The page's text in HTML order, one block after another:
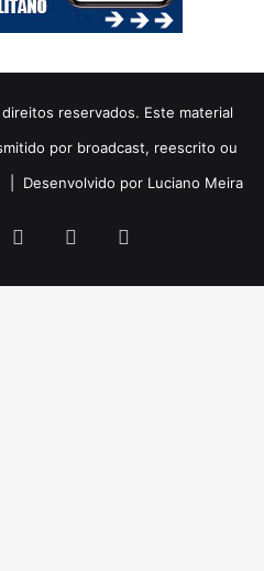
reservados. Este material
por broadcast, reescrito ou
| Desenvolvido por Luciano Meira
YouTubeInstagram